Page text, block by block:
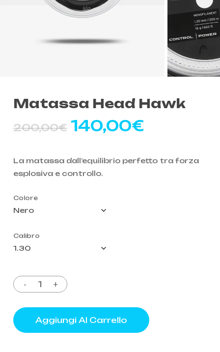
Matassa Head Hawk
200,00€ Il
originale
era:
140,00€
attuale
è:
La matassa dall’equilibrio perfetto tra forza
esplosiva e controllo.
Colore
Calibro
Aggiungi Al Carrello